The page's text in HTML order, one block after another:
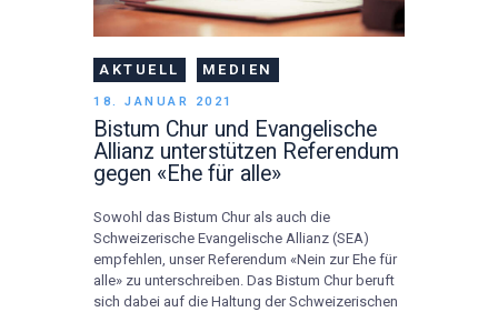
AKTUELL MEDIEN
18. JANUAR 2021
Bistum Chur und Evangelische
Allianz unterstützen Referendum
gegen «Ehe für alle»
Sowohl das Bistum Chur als auch die
Schweizerische Evangelische Allianz (SEA)
empfehlen, unser Referendum «Nein zur Ehe für
alle» zu unterschreiben. Das Bistum Chur beruft
sich dabei auf die Haltung der Schweizerischen